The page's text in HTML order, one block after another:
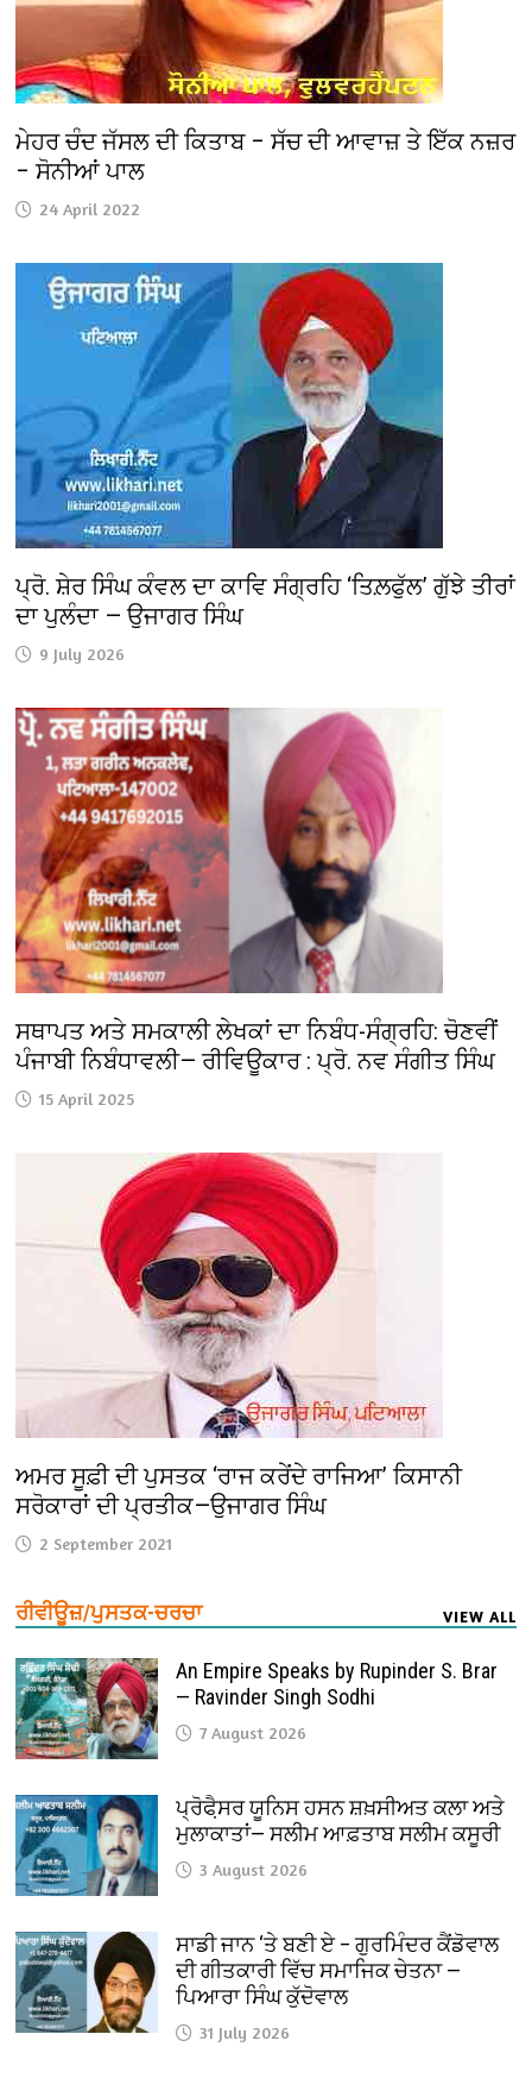
ਮੇਹਰ ਚੰਦ ਜੱਸਲ ਦੀ ਕਿਤਾਬ – ਸੱਚ ਦੀ ਆਵਾਜ਼ ਤੇ ਇੱਕ ਨਜ਼ਰ
– ਸੋਨੀਆਂ ਪਾਲ
24 April 2022
ਪ੍ਰੋ. ਸ਼ੇਰ ਸਿੰਘ ਕੰਵਲ ਦਾ ਕਾਵਿ ਸੰਗ੍ਰਹਿ ‘ਤਿਲ਼ਫੁੱਲ’ ਗੁੱਝੇ ਤੀਰਾਂ
ਦਾ ਪੁਲੰਦਾ — ਉਜਾਗਰ ਸਿੰਘ
9 July 2026
ਸਥਾਪਤ ਅਤੇ ਸਮਕਾਲੀ ਲੇਖਕਾਂ ਦਾ ਨਿਬੰਧ-ਸੰਗ੍ਰਹਿ: ਚੋਣਵੀਂ
ਪੰਜਾਬੀ ਨਿਬੰਧਾਵਲੀ— ਰੀਵਿਊਕਾਰ : ਪ੍ਰੋ. ਨਵ ਸੰਗੀਤ ਸਿੰਘ
15 April 2025
ਅਮਰ ਸੂਫ਼ੀ ਦੀ ਪੁਸਤਕ ‘ਰਾਜ ਕਰੇਂਦੇ ਰਾਜਿਆ’ ਕਿਸਾਨੀ
ਸਰੋਕਾਰਾਂ ਦੀ ਪ੍ਰਤੀਕ—ਉਜਾਗਰ ਸਿੰਘ
2 September 2021
ਰੀਵੀਊਜ਼/ਪੁਸਤਕ-ਚਰਚਾ VIEW ALL
An Empire Speaks by Rupinder S. Brar
— Ravinder Singh Sodhi
7 August 2026
ਪ੍ਰੋਫੈ਼ਸਰ ਯੂਨਿਸ ਹਸਨ ਸ਼ਖ਼ਸੀਅਤ ਕਲਾ ਅਤੇ
ਮੁਲਾਕਾਤਾਂ— ਸਲੀਮ ਆਫ਼ਤਾਬ ਸਲੀਮ ਕਸੂਰੀ
3 August 2026
ਸਾਡੀ ਜਾਨ ‘ਤੇ ਬਣੀ ਏ – ਗੁਰਮਿੰਦਰ ਕੈਂਡੋਵਾਲ
ਦੀ ਗੀਤਕਾਰੀ ਵਿੱਚ ਸਮਾਜਿਕ ਚੇਤਨਾ —
ਪਿਆਰਾ ਸਿੰਘ ਕੁੱਦੋਵਾਲ
31 July 2026